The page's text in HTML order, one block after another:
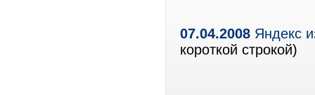
07.04.2008 Яндекс
короткой строкой)